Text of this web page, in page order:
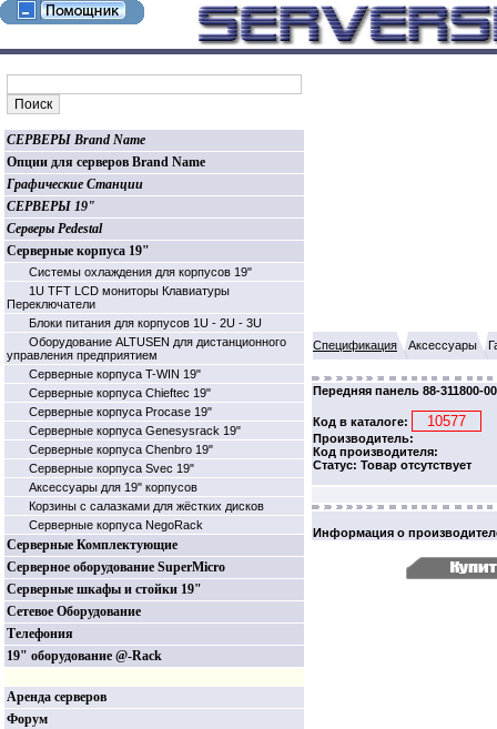
СЕРВЕРЫ Brand Name
Опции для серверов Brand Name
Графические Станции
СЕРВЕРЫ 19"
Серверы Pedestal
Серверные корпуса 19"
Системы охлаждения для корпусов 19"
1U TFT LCD мониторы Клавиатуры
Переключатели
Блоки питания для корпусов 1U - 2U - 3U
Оборудование ALTUSEN для дистанционного
управления предприятием
Серверные корпуса T-WIN 19"
Серверные корпуса Chieftec 19"
Серверные корпуса Procase 19"
Серверные корпуса Genesysrack 19"
Серверные корпуса Сhenbro 19"
Серверные корпуса Svec 19"
Аксессуары для 19" корпусов
Корзины c салазками для жёстких дисков
Серверные корпуса NegoRack
Серверные Комплектующие
Серверное оборудование SuperMicro
Серверные шкафы и стойки 19"
Сетевое Оборудование
Телефония
19" оборудование @-Rack
Аренда серверов
Форум
Спецификация Аксессуары
Передняя панель 88-311800-
Код в каталоге:
Производитель:
Код производителя:
Статус: Товар отсутствует
Информация о